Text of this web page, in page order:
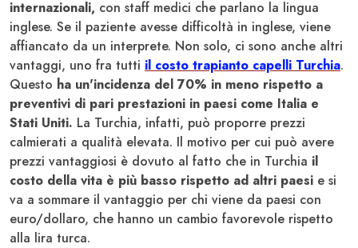
internazionali, con staff medici che parlano la lingua
inglese. Se il paziente avesse difficoltà in inglese, viene
affiancato da un interprete. Non solo, ci sono anche altri
vantaggi, uno fra tutti il costo trapianto capelli Turchia.
Questo ha un'incidenza del 70% in meno rispetto a
preventivi di pari prestazioni in paesi come Italia e
Stati Uniti. La Turchia, infatti, può proporre prezzi
calmierati a qualità elevata. Il motivo per cui può avere
prezzi vantaggiosi è dovuto al fatto che in Turchia il
costo della vita è più basso rispetto ad altri paesi e si
va a sommare il vantaggio per chi viene da paesi con
euro/dollaro, che hanno un cambio favorevole rispetto
alla lira turca.